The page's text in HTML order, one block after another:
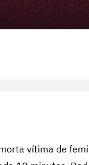
vítima de